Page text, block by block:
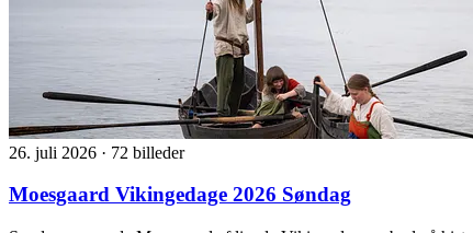
26. juli 2026 · 72 billeder
Moesgaard Vikingedage 2026 Søndag